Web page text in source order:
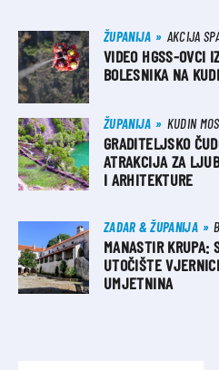
ŽUPANIJA AKCIJA
VIDEO HGSS-OVCI
BOLESNIKA NA
ŽUPANIJA KUDIN
GRADITELJSKO
ATRAKCIJA ZA
I ARHITEKTURE
ZADAR & ŽUPANIJA
MANASTIR KRUPA:
UTOČIŠTE
UMJETNINA